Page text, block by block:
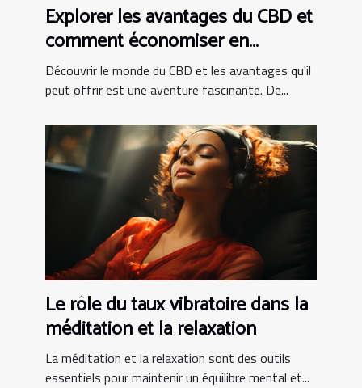
Explorer les avantages du CBD et
comment économiser en
achetant en ligne
Découvrir le monde du CBD et les avantages qu'il
peut offrir est une aventure fascinante. De...
Le rôle du taux vibratoire dans la
méditation et la relaxation
La méditation et la relaxation sont des outils
essentiels pour maintenir un équilibre mental et...